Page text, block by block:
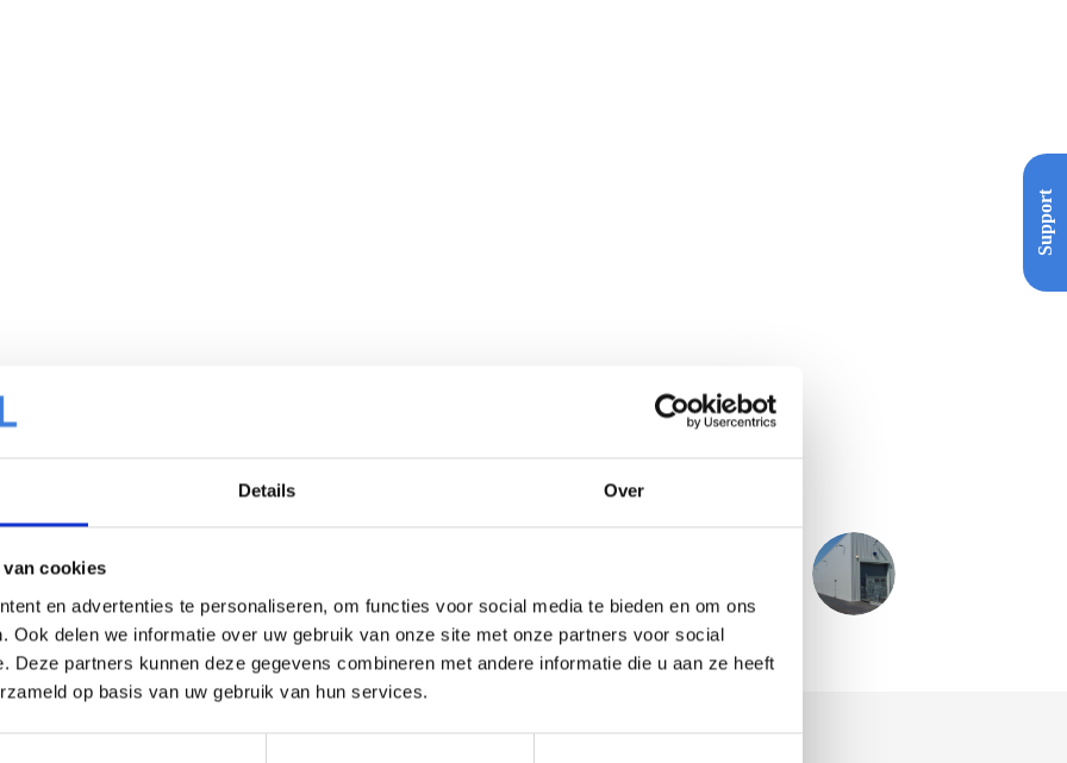
Details Over
van cookies
en advertenties te personaliseren, om functies voor social media te bieden en om ons
Ook delen we informatie over uw gebruik van onze site met onze partners voor social
Deze partners kunnen deze gegevens combineren met andere informatie die u aan ze heeft
op basis van uw gebruik van hun services.
Support